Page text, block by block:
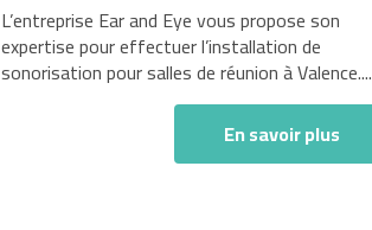
L’entreprise Ear and Eye vous propose son
expertise pour effectuer l’installation de
sonorisation pour salles de réunion à Valence....
En savoir plus